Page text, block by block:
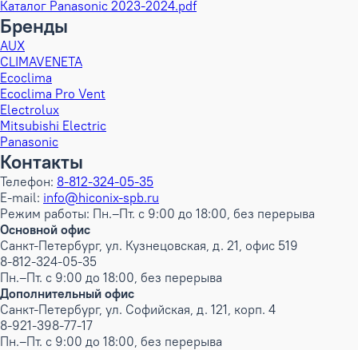
Каталог Panasonic 2023-2024.pdf
Бренды
AUX
CLIMAVENETA
Ecoclima
Ecoclima Pro Vent
Electrolux
Mitsubishi Electric
Panasonic
Контакты
Телефон: 8-812-324-05-35
E-mail: info@hiconix-spb.ru
Режим работы: Пн.–Пт. с 9:00 до 18:00, без перерыва
Основной офис
Санкт-Петербург, ул. Кузнецовская, д. 21, офис 519
8-812-324-05-35
Пн.–Пт. с 9:00 до 18:00, без перерыва
Дополнительный офис
Санкт-Петербург, ул. Софийская, д. 121, корп. 4
8-921-398-77-17
Пн.–Пт. с 9:00 до 18:00, без перерыва